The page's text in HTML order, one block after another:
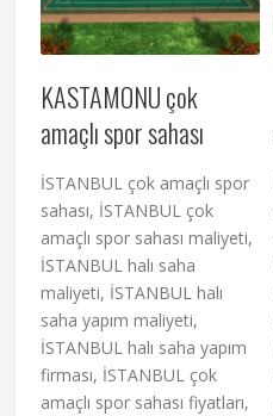
KASTAMONU çok
amaçlı spor sahası
İSTANBUL çok amaçlı spor
sahası, İSTANBUL çok
amaçlı spor sahası maliyeti,
İSTANBUL halı saha
maliyeti, İSTANBUL halı
saha yapım maliyeti,
İSTANBUL halı saha yapım
firması, İSTANBUL çok
amaçlı spor sahası fiyatları,